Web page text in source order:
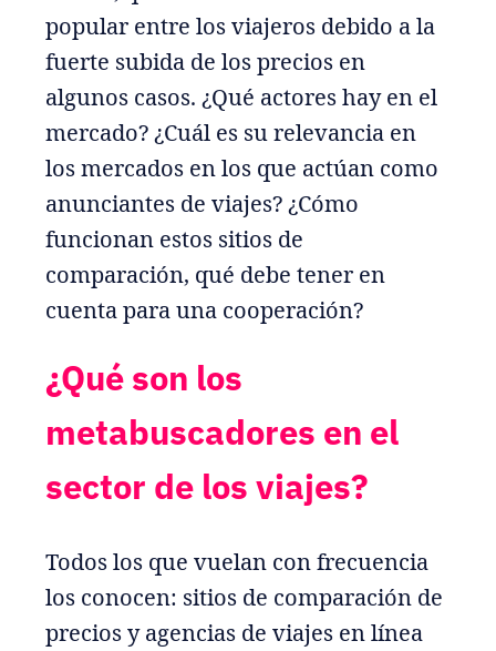
popular entre los viajeros debido a la
fuerte subida de los precios en
algunos casos. ¿Qué actores hay en el
mercado? ¿Cuál es su relevancia en
los mercados en los que actúan como
anunciantes de viajes? ¿Cómo
funcionan estos sitios de
comparación, qué debe tener en
cuenta para una cooperación?
¿Qué son los
metabuscadores en el
sector de los viajes?
Todos los que vuelan con frecuencia
los conocen: sitios de comparación de
precios y agencias de viajes en línea